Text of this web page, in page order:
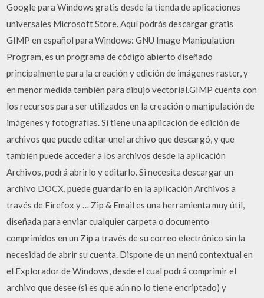
Google para Windows gratis desde la tienda de aplicaciones
universales Microsoft Store. Aquí podrás descargar gratis
GIMP en español para Windows: GNU Image Manipulation
Program, es un programa de código abierto diseñado
principalmente para la creación y edición de imágenes raster, y
en menor medida también para dibujo vectorial.GIMP cuenta con
los recursos para ser utilizados en la creación o manipulación de
imágenes y fotografías. Si tiene una aplicación de edición de
archivos que puede editar unel archivo que descargó, y que
también puede acceder a los archivos desde la aplicación
Archivos, podrá abrirlo y editarlo. Si necesita descargar un
archivo DOCX, puede guardarlo en la aplicación Archivos a
través de Firefox y … Zip & Email es una herramienta muy útil,
diseñada para enviar cualquier carpeta o documento
comprimidos en un Zip a través de su correo electrónico sin la
necesidad de abrir su cuenta. Dispone de un menú contextual en
el Explorador de Windows, desde el cual podrá comprimir el
archivo que desee (si es que aún no lo tiene encriptado) y